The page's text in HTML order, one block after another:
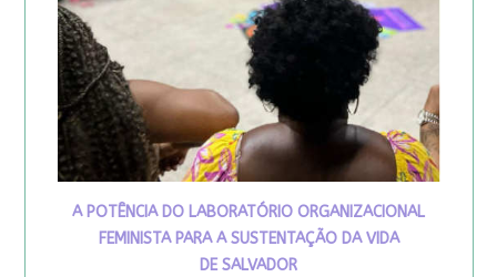
A POTÊNCIA DO LABORATÓRIO ORGANIZACIONAL
FEMINISTA PARA A SUSTENTAÇÃO DA VIDA
DE SALVADOR